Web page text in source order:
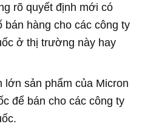
rõ quyết định mới có
hàng cho các công ty
ở thị trường này hay
lớn sản phẩm của Micron
để bán cho các công ty